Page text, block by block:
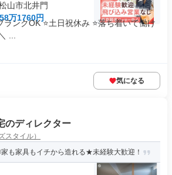
山市北井門
万1760円
ランクOK ⭐土日祝休み ⭐落ち着いて働け
...
気になる
のディレクター
スタイル）
も家具もイチから造れる★未経験大歓迎！